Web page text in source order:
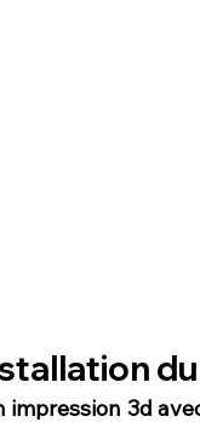
impression 3d